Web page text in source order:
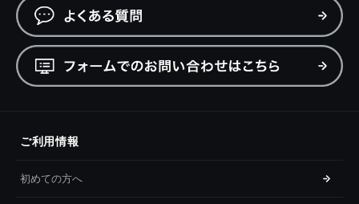
ご利用情報
初めての方へ